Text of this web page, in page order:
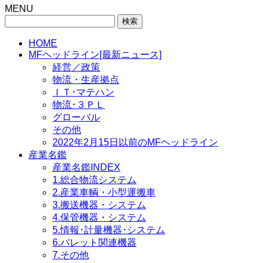
MENU
HOME
MFヘッドライン[最新ニュース]
経営／政策
物流・生産拠点
ＩＴ･マテハン
物流･３ＰＬ
グローバル
その他
2022年2月15日以前のMFヘッドライン
産業名鑑
産業名鑑INDEX
1.総合物流システム
2.産業車輌・小型運搬車
3.搬送機器・システム
4.保管機器・システム
5.情報･計量機器･システム
6.パレット関連機器
7.その他